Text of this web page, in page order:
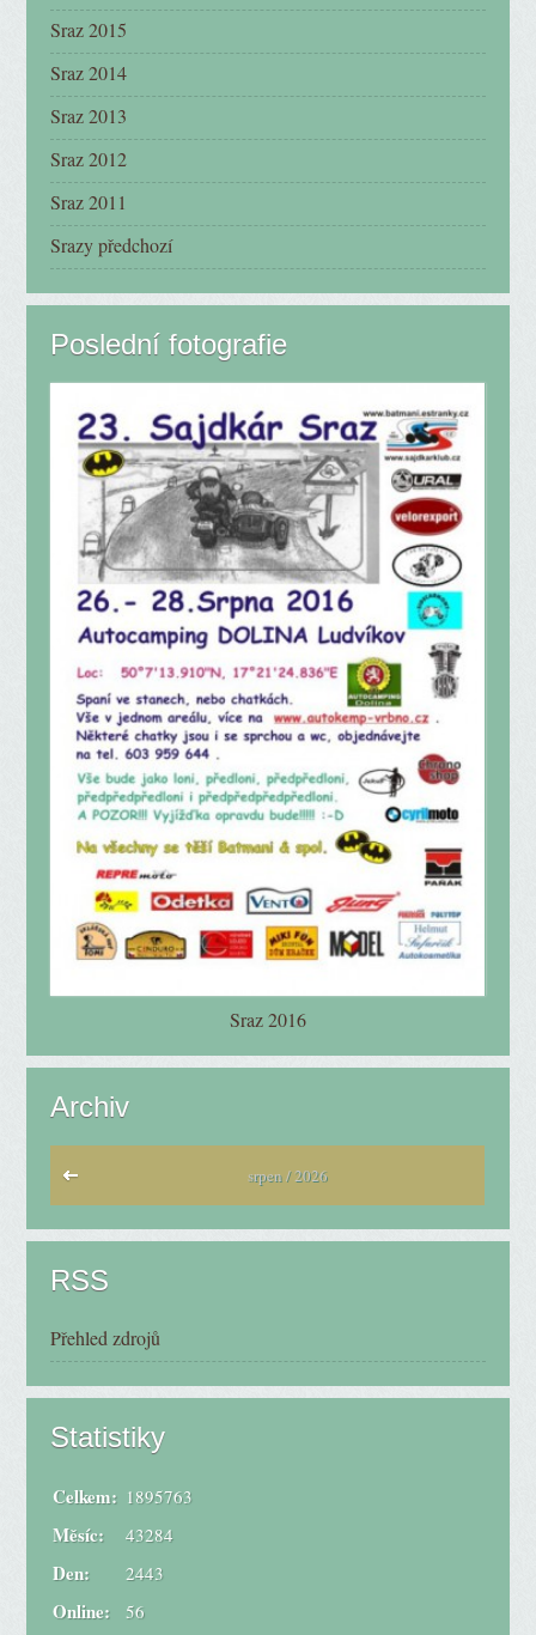
Sraz 2015
Sraz 2014
Sraz 2013
Sraz 2012
Sraz 2011
Srazy předchozí
Poslední fotografie
Sraz 2016
Archiv
srpen / 2026
RSS
Přehled zdrojů
Statistiky
Online: 56
Celkem: 1895763
Měsíc: 43284
Den: 2443